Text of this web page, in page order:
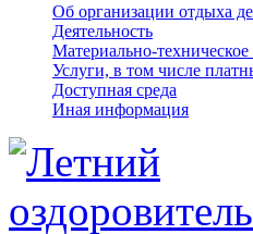
Об организации отдыха
Деятельность
Материально-
Услуги, в том числе
Доступная среда
Иная информация